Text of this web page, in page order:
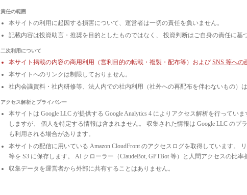
責任の範囲
本サイトの利用に起因する損害について、運営者は一切の責任を負いません。
記載内容は投資助言・推奨を目的としたものではなく、 投資判断はご自身の責任に基
二次利用について
本サイト掲載の内容の商用利用（営利目的の転載・複製・配布等）および SNS 等への
本サイトへのリンクは制限しておりません。
社内会議資料・社内研修等、法人内での社内利用（社外への再配布を伴わないもの）
アクセス解析とプライバシー
本サイトは Google LLC が提供する Google Analytics 4 によりアクセス解析を行って
しますが、 個人を特定する情報は含まれません。 収集された情報は Google LLC の
も利用される場合があります。
本サイトの配信に用いている Amazon CloudFront のアクセスログを取得しています。
等を S3 に保存します。 AI クローラー（ClaudeBot, GPTBot 等）と人間アクセスの比
収集データを運営者から外部に共有することはありません。